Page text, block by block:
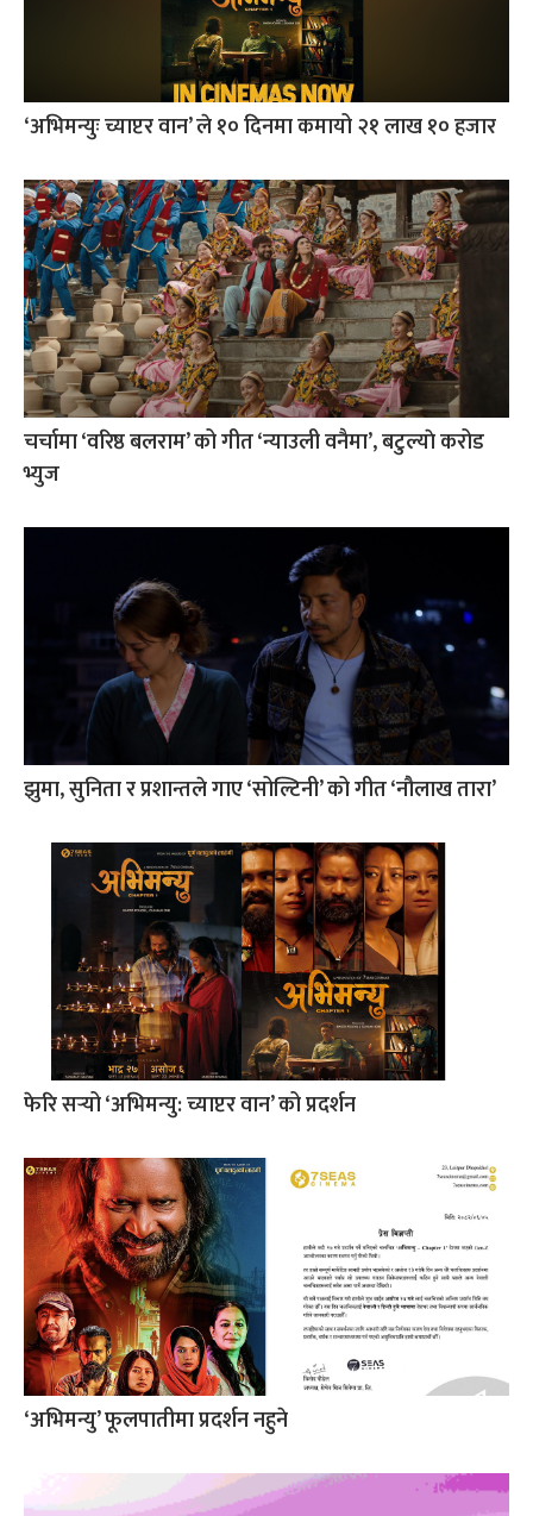
‘अभिमन्युः च्याप्टर वान’ ले १० दिनमा कमायो २१ लाख १० हजार
चर्चामा ‘वरिष्ठ बलराम’ को गीत ‘न्याउली वनैमा’, बटुल्याे करोड
भ्युज
झुमा, सुनिता र प्रशान्तले गाए ‘सोल्टिनी’ को गीत ‘नौलाख तारा’
फेरि सर्‍यो ‘अभिमन्यु: च्याप्टर वान’ को प्रदर्शन
‘अभिमन्यु’ फूलपातीमा प्रदर्शन नहुने